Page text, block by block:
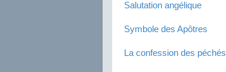
Salutation angélique
Symbole des Apôtres
La confession des péchés